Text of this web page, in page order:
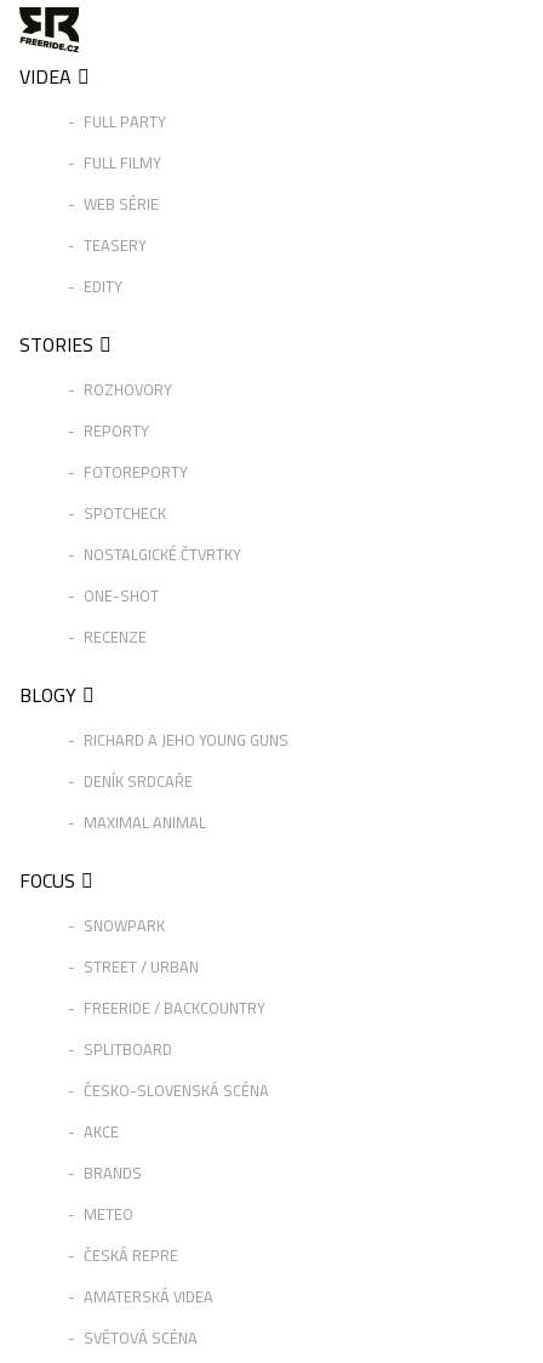
VIDEA
FULL PARTY
FULL FILMY
WEB SÉRIE
TEASERY
EDITY
STORIES
ROZHOVORY
REPORTY
FOTOREPORTY
SPOTCHECK
NOSTALGICKÉ ČTVRTKY
ONE-SHOT
RECENZE
BLOGY
RICHARD A JEHO YOUNG GUNS
DENÍK SRDCAŘE
MAXIMAL ANIMAL
FOCUS
SNOWPARK
STREET / URBAN
FREERIDE / BACKCOUNTRY
SPLITBOARD
ČESKO-SLOVENSKÁ SCÉNA
AKCE
BRANDS
METEO
ČESKÁ REPRE
AMATERSKÁ VIDEA
SVĚTOVÁ SCÉNA